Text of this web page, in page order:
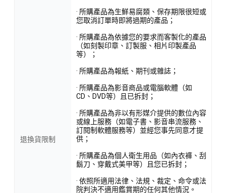
退換貨限制
· 所購產品為生鮮易腐類、保存期限很短或
您取消訂單時即將過期的產品；
· 所購產品為依據您的要求而客製化的產品
（如刻製印章、訂製服、相片印製產品
等）；
· 所購產品為報紙、期刊或雜誌；
· 所購產品為影音商品或電腦軟體（如
CD、DVD等）且已拆封；
· 所購產品為非以有形媒介提供的數位內容
或線上服務（如電子書、影音串流服務、
訂閱制軟體服務等）並經您事先同意才提
供；
· 所購產品為個人衛生用品（如內衣褲、刮
鬍刀、穿戴式美甲等）且您已拆封；
· 依照所適用法律、法規、裁定、命令或法
院判決不適用鑑賞期的任何其他情況。